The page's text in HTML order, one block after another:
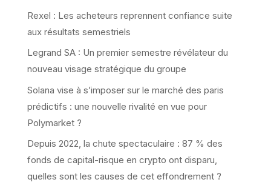
Rexel : Les acheteurs reprennent confiance suite
aux résultats semestriels
Legrand SA : Un premier semestre révélateur du
nouveau visage stratégique du groupe
Solana vise à s’imposer sur le marché des paris
prédictifs : une nouvelle rivalité en vue pour
Polymarket ?
Depuis 2022, la chute spectaculaire : 87 % des
fonds de capital-risque en crypto ont disparu,
quelles sont les causes de cet effondrement ?